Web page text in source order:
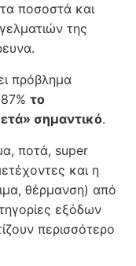
τα ποσοστά και
της
πρόβλημα
το
σημαντικό.
ποτά, super
και η
θέρμανση) από
εξόδων
περισσότερο